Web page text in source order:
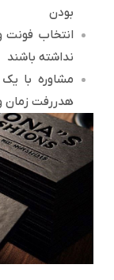
بودن
انتخاب فونت
نداشته باشند
مشاوره با
هدررفت زمان